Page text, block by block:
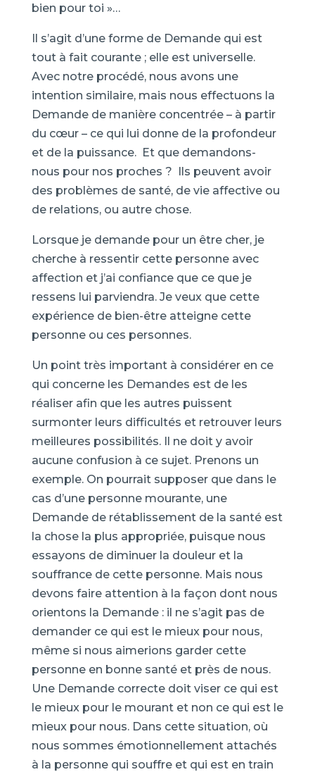
bien pour toi »…
Il s’agit d’une forme de Demande qui est
tout à fait courante ; elle est universelle.
Avec notre procédé, nous avons une
intention similaire, mais nous effectuons la
Demande de manière concentrée – à partir
du cœur – ce qui lui donne de la profondeur
et de la puissance. Et que demandons-
nous pour nos proches ? Ils peuvent avoir
des problèmes de santé, de vie affective ou
de relations, ou autre chose.
Lorsque je demande pour un être cher, je
cherche à ressentir cette personne avec
affection et j’ai confiance que ce que je
ressens lui parviendra. Je veux que cette
expérience de bien-être atteigne cette
personne ou ces personnes.
Un point très important à considérer en ce
qui concerne les Demandes est de les
réaliser afin que les autres puissent
surmonter leurs difficultés et retrouver leurs
meilleures possibilités. Il ne doit y avoir
aucune confusion à ce sujet. Prenons un
exemple. On pourrait supposer que dans le
cas d’une personne mourante, une
Demande de rétablissement de la santé est
la chose la plus appropriée, puisque nous
essayons de diminuer la douleur et la
souffrance de cette personne. Mais nous
devons faire attention à la façon dont nous
orientons la Demande : il ne s’agit pas de
demander ce qui est le mieux pour nous,
même si nous aimerions garder cette
personne en bonne santé et près de nous.
Une Demande correcte doit viser ce qui est
le mieux pour le mourant et non ce qui est le
mieux pour nous. Dans cette situation, où
nous sommes émotionnellement attachés
à la personne qui souffre et qui est en train